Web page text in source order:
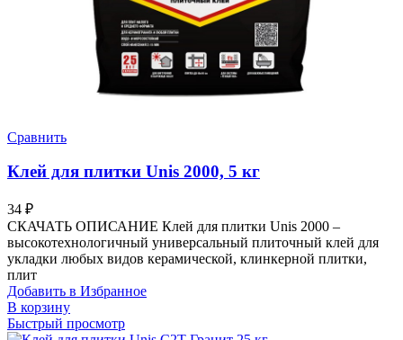
Сравнить
Клей для плитки Unis 2000, 5 кг
34 ₽
СКАЧАТЬ ОПИСАНИЕ Клей для плитки Unis 2000 –
высокотехнологичный универсальный плиточный клей для
укладки любых видов керамической, клинкерной плитки,
плит
Добавить в Избранное
В корзину
Быстрый просмотр